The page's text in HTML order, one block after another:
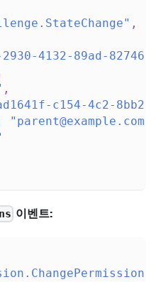
,
4132-89ad-
,
c154-4c2-8bb2-
"parent@example.com"
이벤트: